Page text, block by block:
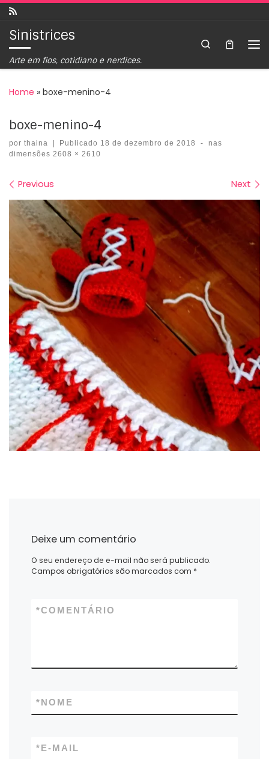
Skip to content
Sinistrices
Arte em fios, cotidiano e nerdices.
Search
Home » boxe-menino-4
boxe-menino-4
por thaina Publicado 18 de dezembro de 2018 -
nas
dimensões 2608 × 2610
Images navigation
Previous Next
Deixe um comentário
O seu endereço de e-mail não será publicado.
Campos obrigatórios são marcados com *
COMENTÁRIO
*
NOME
*
E-MAIL
*